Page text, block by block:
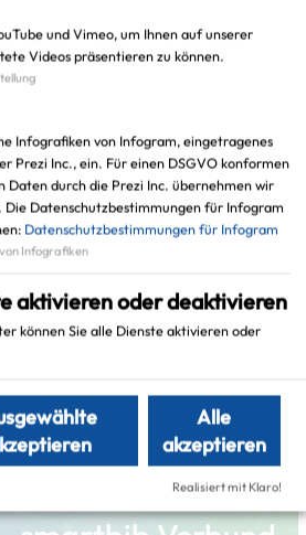
Haltern am See
in der
und Vimeo, um Ihnen auf unserer
Videos präsentieren zu können.
Infografiken von Infogram, eingetragenes
Prezi Inc., ein. Für einen DSGVO konformen
Daten durch die Prezi Inc. übernehmen wir
Die Datenschutzbestimmungen für Infogram
Datenschutzbestimmungen für Infogram
Infografiken
aktivieren oder deaktivieren
können Sie alle Dienste aktivieren oder
Alle
akzeptieren
Realisiert mit Klaro!